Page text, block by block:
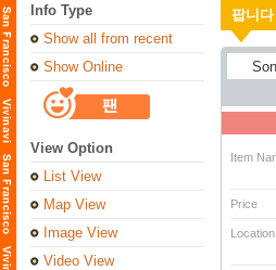
Info Type
Show all from recent
Show Online
View Option
List View
Map View
Image View
Video View
팝니
Item
Price
Location